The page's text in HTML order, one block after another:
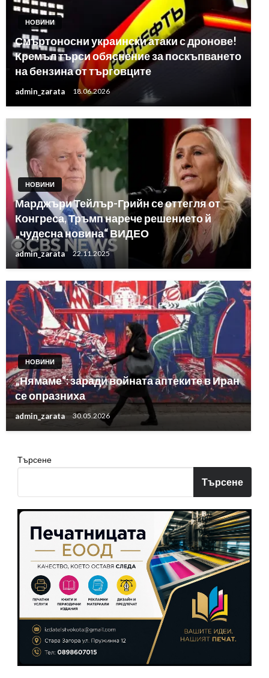
НОВИНИ
Смъртоносни украински атаки с дронове!
Кремъл търси обяснение за поскъпването
на бензина от търговците
admin_zarata 18.06.2026
НОВИНИ
Марджъри Тейлър-Грийн се оттегля от
Конгреса, Тръмп нарече решението й
„чудесна новина“ ВИДЕО
admin_zarata 22.11.2025
НОВИНИ
„Нямаме“: заради войната аптеките в Иран
се опразниха
admin_zarata 30.05.2026
Търсене
Търсене